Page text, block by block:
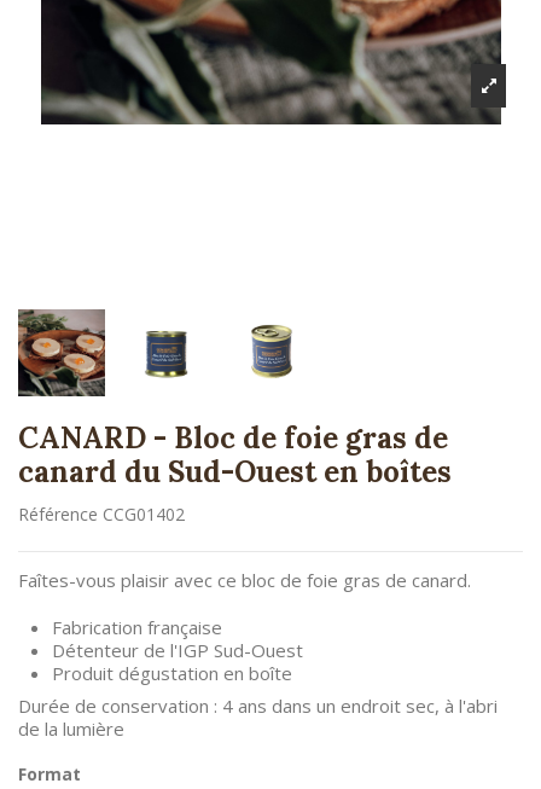
CANARD - Bloc de foie gras de
canard du Sud-Ouest en boîtes
Référence CCG01402
Faîtes-vous plaisir avec ce bloc de foie gras de canard.
Fabrication française
Détenteur de l'IGP Sud-Ouest
Produit dégustation en boîte
Durée de conservation : 4 ans dans un endroit sec, à l'abri
de la lumière
Format